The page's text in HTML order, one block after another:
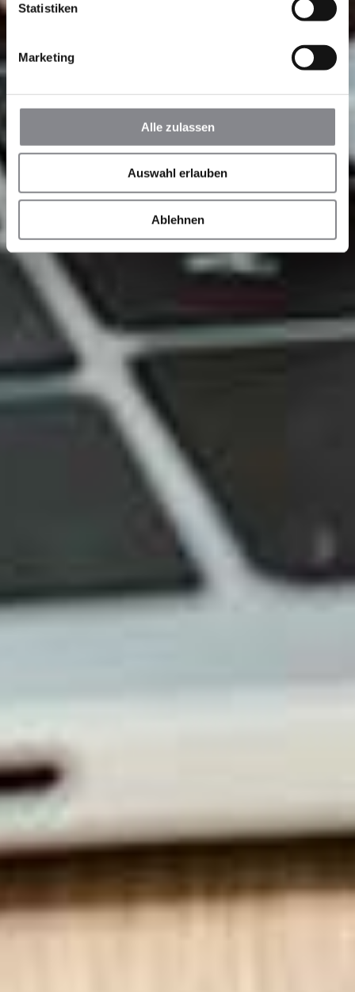
Statistiken
Marketing
Alle zulassen
Auswahl erlauben
Ablehnen